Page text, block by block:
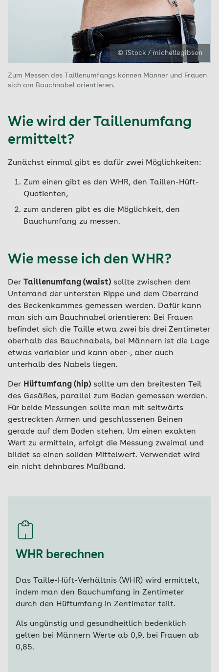
© iStock / michellegibson
Zum Messen des Taillenumfangs können Männer und Frauen
sich am Bauchnabel orientieren.
Wie wird der Taillenumfang
ermittelt?
Zunächst einmal gibt es dafür zwei Möglichkeiten:
Zum einen gibt es den WHR, den Taillen-Hüft-
Quotienten,
zum anderen gibt es die Möglichkeit, den
Bauchumfang zu messen.
Wie messe ich den WHR?
Der Taillenumfang (waist) sollte zwischen dem
Unterrand der untersten Rippe und dem Oberrand
des Beckenkammes gemessen werden. Dafür kann
man sich am Bauchnabel orientieren: Bei Frauen
befindet sich die Taille etwa zwei bis drei Zentimeter
oberhalb des Bauchnabels, bei Männern ist die Lage
etwas variabler und kann ober-, aber auch
unterhalb des Nabels liegen.
Der Hüftumfang (hip) sollte um den breitesten Teil
des Gesäßes, parallel zum Boden gemessen werden.
Für beide Messungen sollte man mit seitwärts
gestreckten Armen und geschlossenen Beinen
gerade auf dem Boden stehen. Um einen exakten
Wert zu ermitteln, erfolgt die Messung zweimal und
bildet so einen soliden Mittelwert. Verwendet wird
ein nicht dehnbares Maßband.
WHR berechnen
Das Taille-Hüft-Verhältnis (WHR) wird ermittelt,
indem man den Bauchumfang in Zentimeter
durch den Hüftumfang in Zentimeter teilt.
Als ungünstig und gesundheitlich bedenklich
gelten bei Männern Werte ab 0,9, bei Frauen ab
0,85.